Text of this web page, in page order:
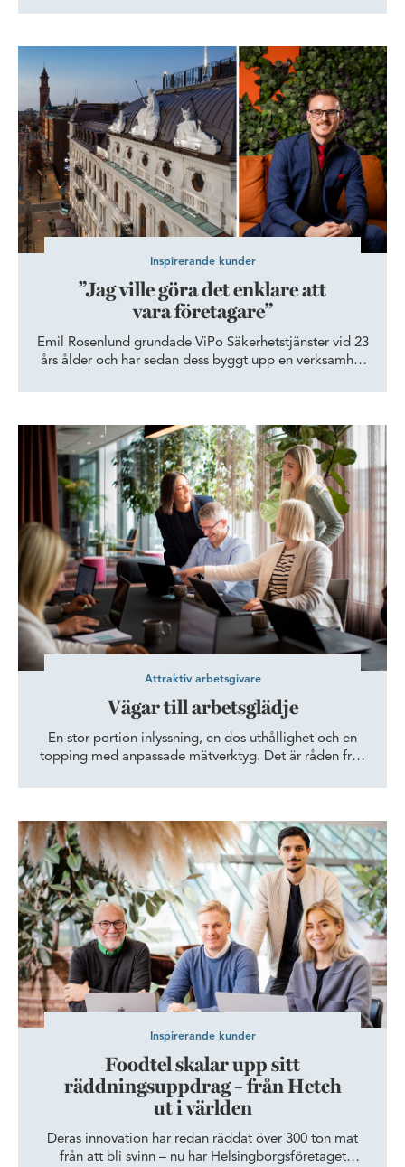
Idag är PPF Sveriges största tillverkare av hund- och
samlat alla kommersiella funktioner som ska hjälpa
bolaget att fortsätta växa.
”Jag ville göra det enklare att vara företagare”
Inspirerande kunder
”Jag ville göra det enklare att
vara företagare”
Emil Rosenlund grundade ViPo Säkerhetstjänster vid 23
års ålder och har sedan dess byggt upp en verksamhet
över centrala Helsingborg. Här fortsätter verksamheten
att utvecklas i takt med Helsingborgs näringsliv.
Vägar till arbetsglädje
Attraktiv arbetsgivare
Vägar till arbetsglädje
En stor portion inlyssning, en dos uthållighet och en
topping med anpassade mätverktyg. Det är råden från
Foodtel skalar upp sitt räddningsuppdrag – från Hetch ut i
Inspirerande kunder
Foodtel skalar upp sitt
räddningsuppdrag – från Hetch
ut i världen
Deras innovation har redan räddat över 300 ton mat
från att bli svinn – nu har Helsingborgsföretaget